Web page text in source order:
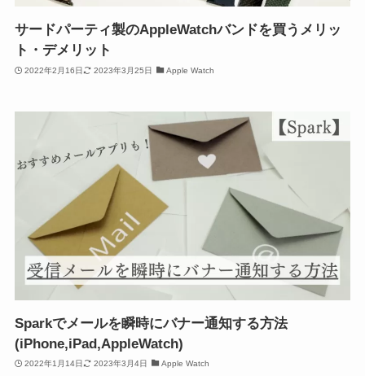
サードパーティ製のAppleWatchバンドを買うメリッ
ト・デメリット
2022年2月16日 2023年3月25日 Apple Watch
Sparkでメールを瞬時にバナー通知する方法
(iPhone,iPad,AppleWatch)
2022年1月14日 2023年3月4日 Apple Watch